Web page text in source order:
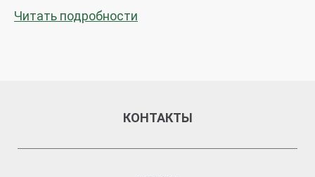
Читать подробности
КОНТАКТЫ